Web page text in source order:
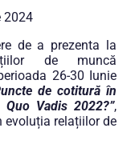
2024
de a prezenta la
de muncă
26-30 Iunie
de cotitură în
Vadis 2022?”,
evoluția relațiilor de